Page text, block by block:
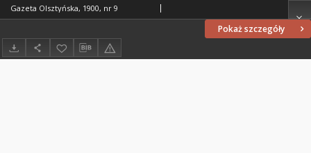
Pokaż szczegóły
Gazeta Olsztyńska, 1900, nr 9